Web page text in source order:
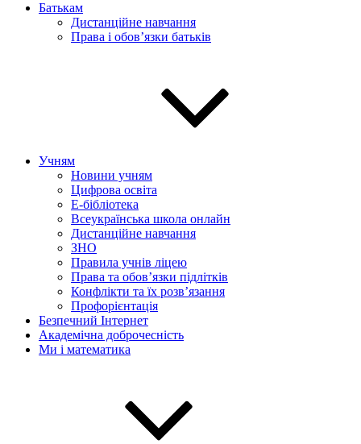
Батькам
Дистанційне навчання
Права і обов’язки батьків
Учням
Новини учням
Цифрова освіта
E-бібліотека
Всеукраїнська школа онлайн
Дистанційне навчання
ЗНО
Правила учнів ліцею
Права та обов’язки підлітків
Конфлікти та їх розв’язання
Профорієнтація
Безпечний Інтернет
Академічна доброчесність
Ми і математика